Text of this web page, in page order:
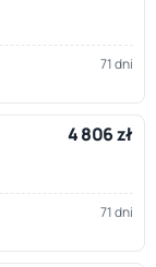
71 dni
4 806 zł
71 dni